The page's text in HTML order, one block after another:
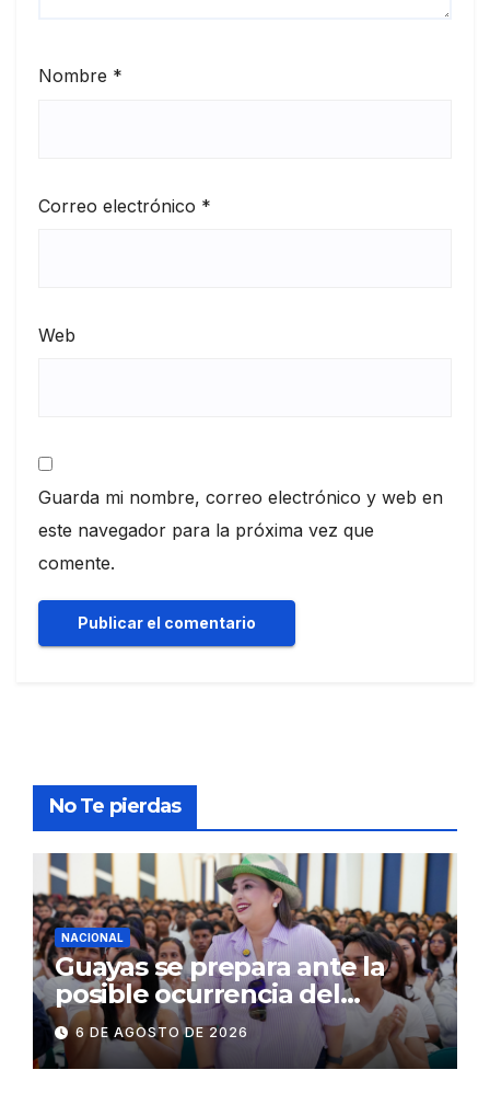
Nombre *
Correo electrónico *
Web
Guarda mi nombre, correo electrónico y web en
este navegador para la próxima vez que
comente.
No Te pierdas
NACIONAL
Guayas se prepara ante la
posible ocurrencia del
fenómeno de El Niño:
Gobierno Nacional capacita a
2.500 jóvenes
6 DE AGOSTO DE 2026